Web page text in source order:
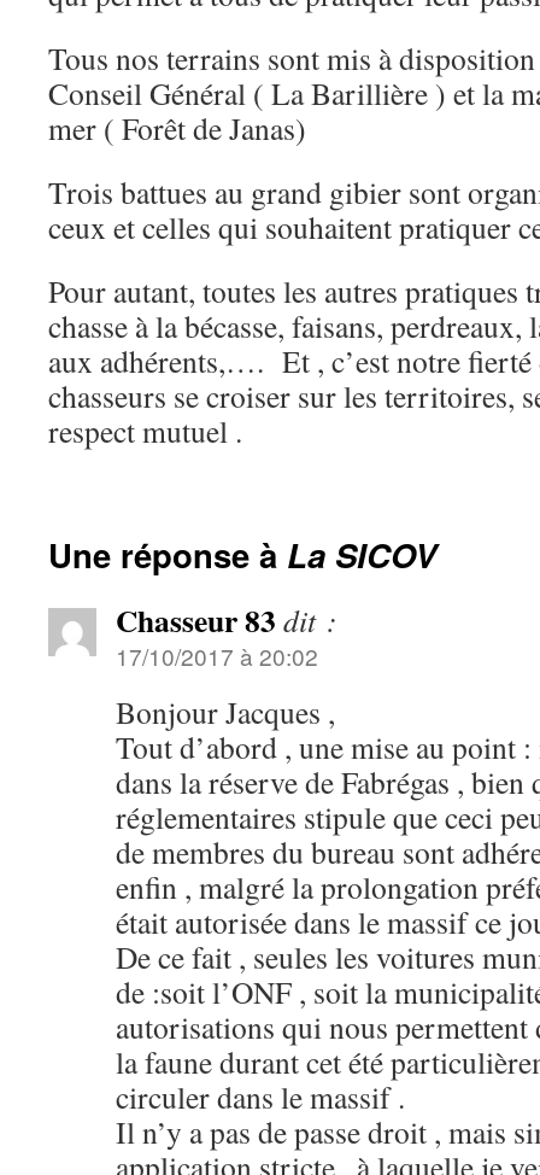
Tous nos terrains sont mis à
Conseil Général ( La Barillière ) et la
mer ( Forêt de Janas)
Trois battues au grand gibier sont
ceux et celles qui souhaitent pratiquer
Pour autant, toutes les autres pratiques
chasse à la bécasse, faisans,
aux adhérents,…. Et , c’est notre fierté
chasseurs se croiser sur les territoires,
respect mutuel .
Une réponse à La SICOV
Chasseur 83 dit :
17/10/2017 à 20:02
Bonjour Jacques ,
Tout d’abord , une mise au point :
dans la réserve de Fabrégas , bien
réglementaires stipule que ceci
de membres du bureau sont
enfin , malgré la prolongation
était autorisée dans le massif ce
De ce fait , seules les voitures
de :soit l’ONF , soit la
autorisations qui nous permettent
la faune durant cet été
circuler dans le massif .
Il n’y a pas de passe droit , mais
application stricte , à laquelle je